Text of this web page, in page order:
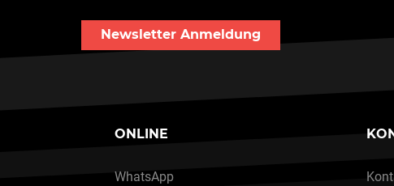
Newsletter Anmeldung
ONLINE
WhatsApp